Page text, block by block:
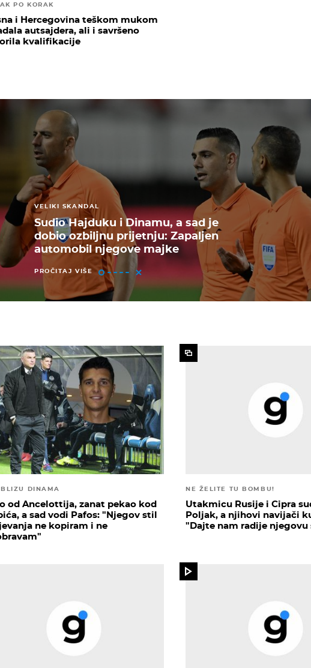
PO KORAK
i Hercegovina teškom mukom
autsajdera, ali i savršeno
kvalifikacije
VELIKI SKANDAL
Sudio Hajduku i Dinamu, a sad je
dobio ozbiljnu prijetnju: Zapaljen
automobil njegove majke
PROČITAJ VIŠE
DINAMA
od Ancelottija, zanat pekao kod
a sad vodi Pafos: "Njegov stil
ne kopiram i ne
NE ŽELITE TU BOMBU!
Utakmicu Rusije i Cipra
Poljak, a njihovi navijači
"Dajte nam radije njegovu